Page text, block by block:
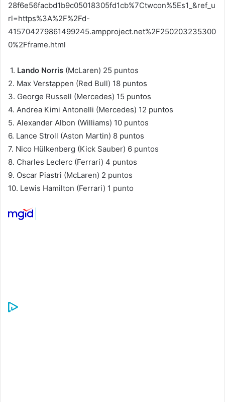
28f6e56facbd1b9c05018305fd1cb%7Ctwcon%5Es1_&ref_u
rl=https%3A%2F%2Fd-
415704279861499245.ampproject.net%2F250203235300
0%2Fframe.html
1. Lando Norris (McLaren) 25 puntos
2. Max Verstappen (Red Bull) 18 puntos
3. George Russell (Mercedes) 15 puntos
4. Andrea Kimi Antonelli (Mercedes) 12 puntos
5. Alexander Albon (Williams) 10 puntos
6. Lance Stroll (Aston Martin) 8 puntos
7. Nico Hülkenberg (Kick Sauber) 6 puntos
8. Charles Leclerc (Ferrari) 4 puntos
9. Oscar Piastri (McLaren) 2 puntos
10. Lewis Hamilton (Ferrari) 1 punto